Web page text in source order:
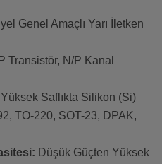
Genel Amaçlı Yarı İletken
Transistör, N/P Kanal
Yüksek Saflıkta Silikon (Si)
TO-220, SOT-23, DPAK,
Düşük Güçten Yüksek